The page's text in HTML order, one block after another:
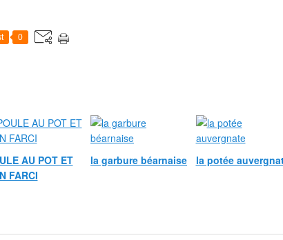
0
AU POT ET
FARCI
la garbure béarnaise la potée